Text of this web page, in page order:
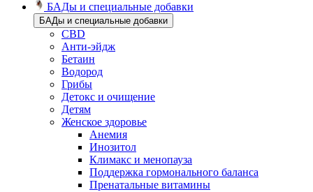
БАДы и специальные добавки
БАДы и специальные добавки
CBD
Анти-эйдж
Бетаин
Водород
Грибы
Детокс и очищение
Детям
Женское здоровье
Анемия
Инозитол
Климакс и менопауза
Поддержка гормонального баланса
Пренатальные витамины